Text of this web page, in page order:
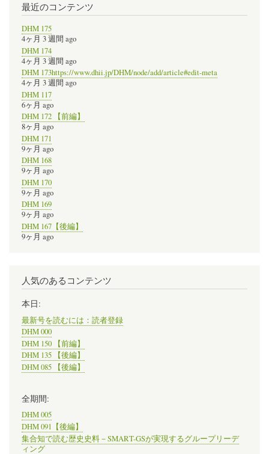
最近のコンテンツ
DHM 175
4ヶ月 3 週間 ago
DHM 174
4ヶ月 3 週間 ago
DHM 173https://www.dhii.jp/DHM/node/add/article#edit-meta
4ヶ月 3 週間 ago
DHM 117
6ヶ月 ago
DHM 172 【前編】
8ヶ月 ago
DHM 171
9ヶ月 ago
DHM 168
9ヶ月 ago
DHM 170
9ヶ月 ago
DHM 169
9ヶ月 ago
DHM 167【後編】
9ヶ月 ago
人気のあるコンテンツ
本日:
最新号を読むには：読者登録
DHM 000
DHM 150 【前編】
DHM 135 【後編】
DHM 085 【後編】
全期間:
DHM 005
DHM 091【後編】
集合知で読む歴史史料－SMART-GSが実現するグループリーデ
ィング